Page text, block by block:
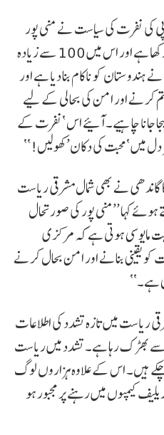
کی نفرت کی سیاست نے منی پور
کو 40 دنوں سے آگ میں جھونک رکھا ہے اور اس میں 100 سے زیادہ
کو ناکام بنا دیا ہے اور
کرنے اور امن کی بحالی کے لیے
جانا چاہیے۔ آئیے اس ‘نفرت کے
دل میں ‘محبت کی دکان’ کھولیں!‘‘
گاندھی نے بھی شمال مشرقی ریاست
کہا ’’منی پور کی صورتحال
مایوسی ہوتی ہے کہ مرکزی
یقینی بنانے اور امن بحال کرنے
ہے۔‘‘
ریاست میں تازہ تشدد کی اطلاعات
ہے، جو اس سال 3 مئی سے بھڑک رہا ہے۔ تشدد میں ریاست
ہو چکے ہیں۔ اس کے علاوہ ہزاروں لوگ
کر 349 سے زیادہ ریلیف کیمپوں میں رہنے پر مجبور ہو